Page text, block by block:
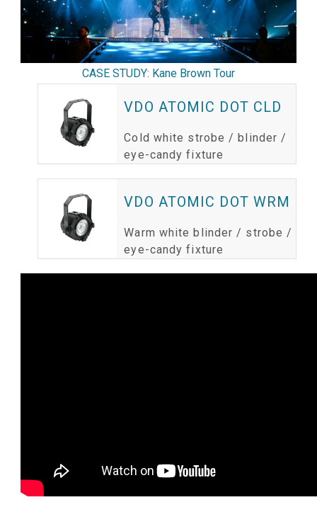
CASE STUDY: Kane Brown Tour
VDO ATOMIC DOT CLD
Cold white strobe / blinder /
eye-candy fixture
VDO ATOMIC DOT WRM
Warm white blinder / strobe /
eye-candy fixture